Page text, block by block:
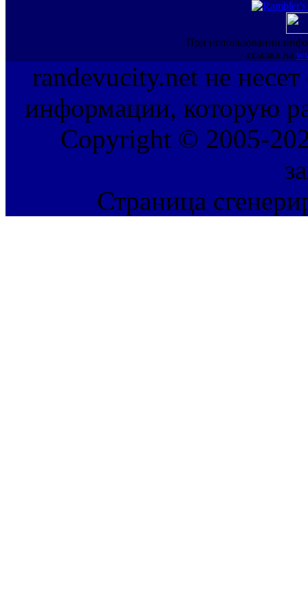
При использовании
ссылка на
randevucity.net не несет
информации, которую
Copyright © 2005-
Страница